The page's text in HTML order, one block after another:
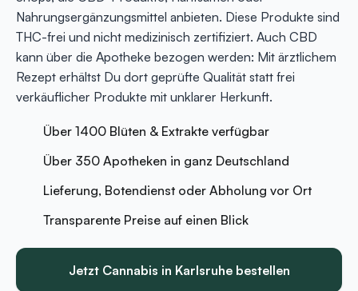
Nahrungsergänzungsmittel anbieten. Diese Produkte sind
THC-frei und nicht medizinisch zertifiziert. Auch CBD
kann über die Apotheke bezogen werden: Mit ärztlichem
Rezept erhältst Du dort geprüfte Qualität statt frei
verkäuflicher Produkte mit unklarer Herkunft.
Über 1400 Blüten & Extrakte verfügbar
Über 350 Apotheken in ganz Deutschland
Lieferung, Botendienst oder Abholung vor Ort
Transparente Preise auf einen Blick
Jetzt Cannabis in Karlsruhe bestellen